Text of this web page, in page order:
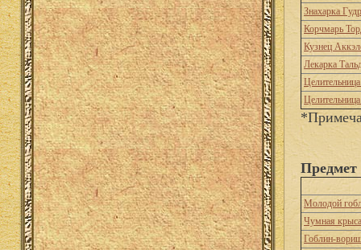
Знахарка
Корчмарь
Кузнец
Лекарка
Молодой
Чумная крыса
Гоблин-